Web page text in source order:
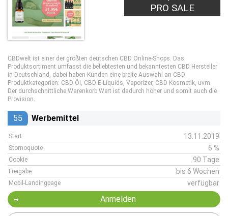
PRO SALE
CBDwelt ist einer der größten deutschen CBD Online-Shops. Das
Produktsortiment umfasst die beliebtesten und bekanntesten CBD Hersteller
in Deutschland, dabei haben Kunden eine breite Auswahl an CBD
Produktkategorien: CBD Öl, CBD E-Liquids, Vaporizer, CBD Kosmetik, uvm.
Der durchschnittliche Warenkorb Wert ist dadurch höher und somit auch die
Provision.
55 Werbemittel
Start 13.11.2019
Stornoquote 6 %
Cookie 90 Tage
Freigabe bis 6 Wochen
Mobil-Landingpage verfügbar
Anmelden